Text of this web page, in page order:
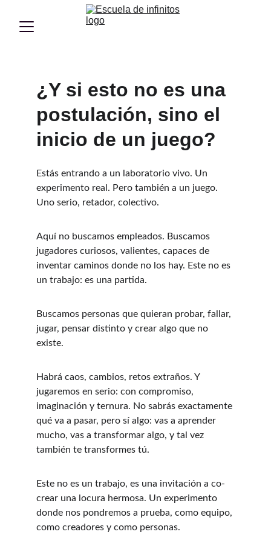
¿Y si esto no es una
postulación, sino el
inicio de un juego?
Estás entrando a un laboratorio vivo. Un
experimento real. Pero también a un juego.
Uno serio, retador, colectivo.
Aquí no buscamos empleados. Buscamos
jugadores curiosos, valientes, capaces de
inventar caminos donde no los hay. Este no es
un trabajo: es una partida.
Buscamos personas que quieran probar, fallar,
jugar, pensar distinto y crear algo que no
existe.
Habrá caos, cambios, retos extraños. Y
jugaremos en serio: con compromiso,
imaginación y ternura. No sabrás exactamente
qué va a pasar, pero sí algo: vas a aprender
mucho, vas a transformar algo, y tal vez
también te transformes tú.
Este no es un trabajo, es una invitación a co-
crear una locura hermosa. Un experimento
donde nos pondremos a prueba, como equipo,
como creadores y como personas.